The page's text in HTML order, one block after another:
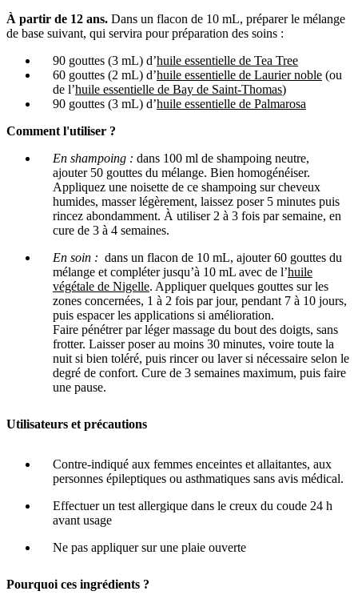
À partir de 12 ans. Dans un flacon de 10 mL, préparer le mélange
de base suivant, qui servira pour préparation des soins :
90 gouttes (3 mL) d’huile essentielle de Tea Tree
60 gouttes (2 mL) d’huile essentielle de Laurier noble (ou
de l’huile essentielle de Bay de Saint-Thomas)
90 gouttes (3 mL) d’huile essentielle de Palmarosa
Comment l'utiliser ?
En shampoing : dans 100 ml de shampoing neutre,
ajouter 50 gouttes du mélange. Bien homogénéiser.
Appliquez une noisette de ce shampoing sur cheveux
humides, masser légèrement, laissez poser 5 minutes puis
rincez abondamment. À utiliser 2 à 3 fois par semaine, en
cure de 3 à 4 semaines.
En soin : dans un flacon de 10 mL, ajouter 60 gouttes du
mélange et compléter jusqu’à 10 mL avec de l’huile
végétale de Nigelle. Appliquer quelques gouttes sur les
zones concernées, 1 à 2 fois par jour, pendant 7 à 10 jours,
puis espacer les applications si amélioration.
Faire pénétrer par léger massage du bout des doigts, sans
frotter. Laisser poser au moins 30 minutes, voire toute la
nuit si bien toléré, puis rincer ou laver si nécessaire selon le
degré de confort. Cure de 3 semaines maximum, puis faire
une pause.
Utilisateurs et précautions
Contre-indiqué aux femmes enceintes et allaitantes, aux
personnes épileptiques ou asthmatiques sans avis médical.
Effectuer un test allergique dans le creux du coude 24 h
avant usage
Ne pas appliquer sur une plaie ouverte
Pourquoi ces ingrédients ?